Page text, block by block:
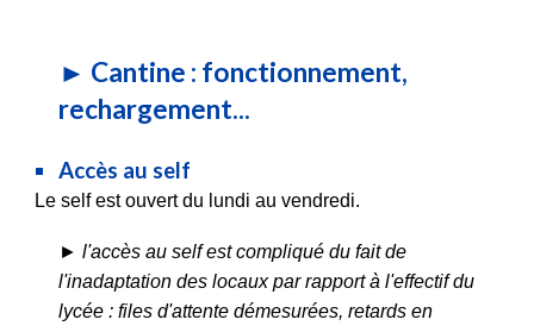
► Cantine : fonctionnement,
rechargement...
Accès au self
Le self est ouvert du lundi au vendredi.
► l'accès au self est compliqué du fait de
l'inadaptation des locaux par rapport à l'effectif du
lycée : files d'attente démesurées, retards en